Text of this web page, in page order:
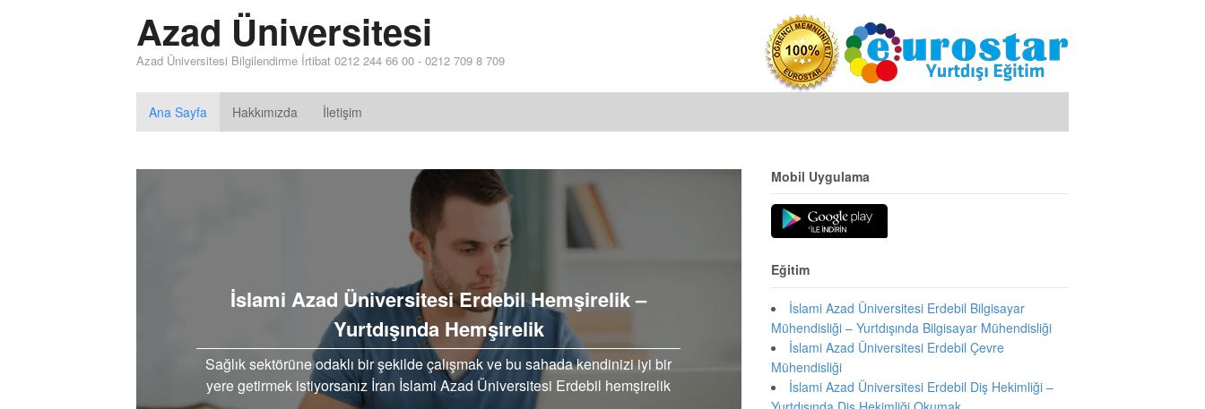
Azad Üniversitesi
Azad Üniversitesi Bilgilendirme İrtibat 0212 244 66 00 - 0212 709 8 709
Ana Sayfa Hakkımızda İletişim
İslami Azad Üniversitesi Erdebil Hemşirelik –
Yurtdışında Hemşirelik
Sağlık sektörüne odaklı bir şekilde çalışmak ve bu sahada kendinizi iyi bir
yere getirmek istiyorsanız İran İslami Azad Üniversitesi Erdebil hemşirelik
Mobil Uygulama
Eğitim
İslami Azad Üniversitesi Erdebil Bilgisayar
Mühendisliği – Yurtdışında Bilgisayar Mühendisliği
İslami Azad Üniversitesi Erdebil Çevre
Mühendisliği
İslami Azad Üniversitesi Erdebil Diş Hekimliği –